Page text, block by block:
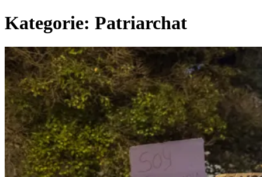
Kategorie: Patriarchat